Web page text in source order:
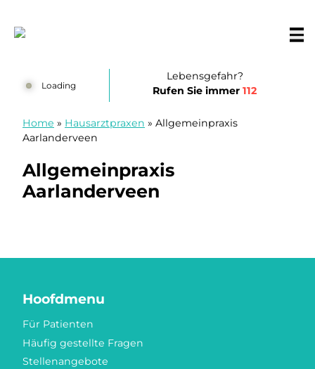
Loading
Lebensgefahr?
Rufen Sie immer112
Home » Hausarztpraxen » Allgemeinpraxis
Aarlanderveen
Allgemeinpraxis
Aarlanderveen
Hoofdmenu
Für Patienten
Häufig gestellte Fragen
Stellenangebote